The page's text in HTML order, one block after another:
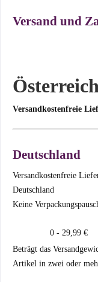
Versand und
Österreich
Versandkostenfreie
Deutschland
Versandkostenfreie
Deutschland
Keine
0 - 29,99 €
Beträgt das
Artikel in zwei oder